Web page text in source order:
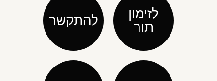
לזימון
תור
להתקשר